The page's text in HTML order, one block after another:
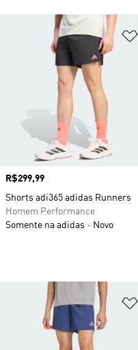
Preço
R$299,99
Shorts adi365 adidas Runners
Homem Performance
Somente na adidas
Novo